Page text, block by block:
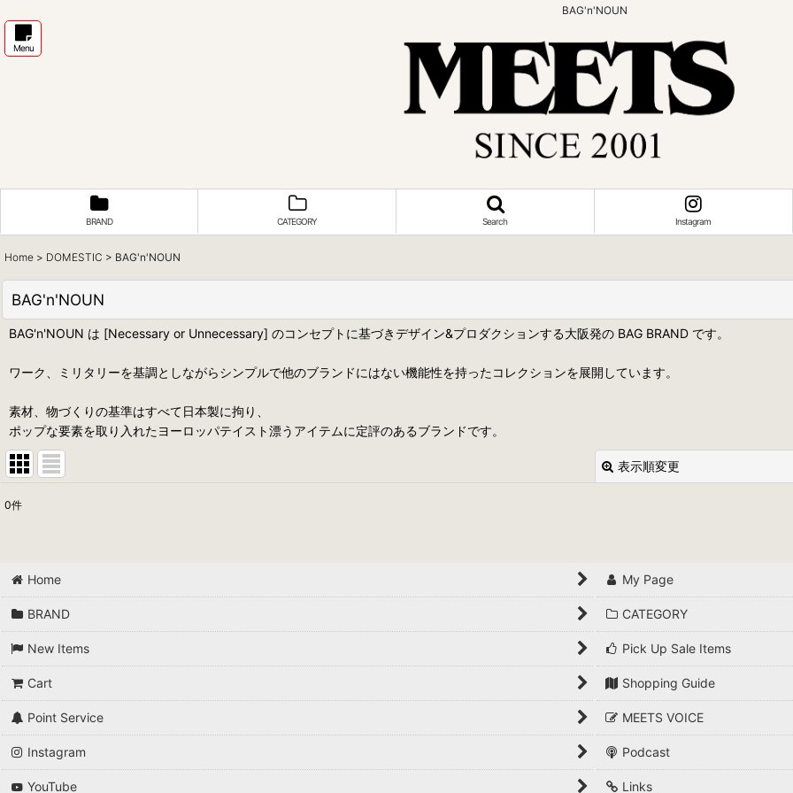
BAG'n'NOUN
Menu
BRAND CATEGORY Search Instagram
Home > DOMESTIC > BAG'n'NOUN
BAG'n'NOUN
BAG'n'NOUN は [Necessary or Unnecessary] のコンセプトに基づきデザイン&プロダクションする大阪発の BAG BRAND です。
ワーク、ミリタリーを基調としながらシンプルで他のブランドにはない機能性を持ったコレクションを展開しています。
素材、物づくりの基準はすべて日本製に拘り、
ポップな要素を取り入れたヨーロッパテイスト漂うアイテムに定評のあるブランドです。
表示順変更
絞り込む
0件
Home My Page
BRAND CATEGORY
New Items Pick Up Sale Items
Cart Shopping Guide
Point Service MEETS VOICE
Instagram Podcast
YouTube Links